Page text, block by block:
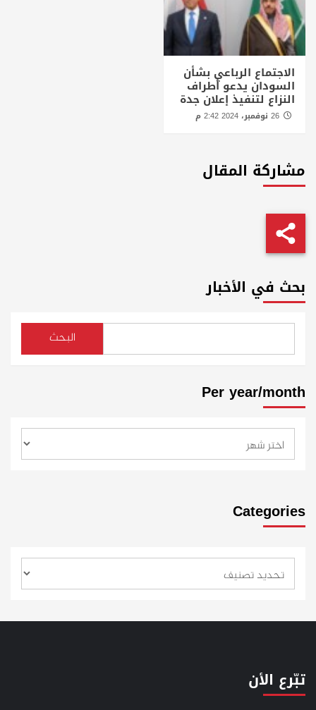
الاجتماع الرباعي بشأن
السودان يدعو أطراف
النزاع لتنفيذ إعلان جدة
مشاركة المقال
بحث في الأخبار
البحث
Per year/month
Categories
تبّرع الأن